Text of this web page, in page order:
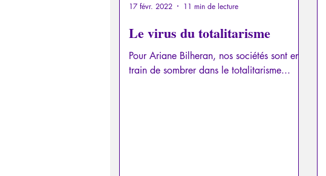
Le virus du totalitarisme
Pour Ariane Bilheran, nos sociétés sont en
train de sombrer dans le totalitarisme...
17 févr. 2022 11 min de lecture